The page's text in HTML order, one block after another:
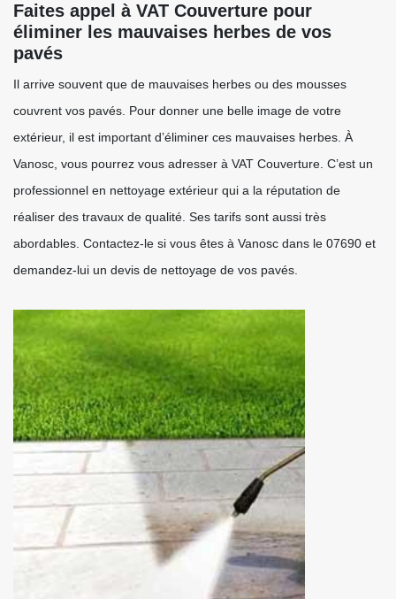
Faites appel à VAT Couverture pour
éliminer les mauvaises herbes de vos
pavés
Il arrive souvent que de mauvaises herbes ou des mousses
couvrent vos pavés. Pour donner une belle image de votre
extérieur, il est important d’éliminer ces mauvaises herbes. À
Vanosc, vous pourrez vous adresser à VAT Couverture. C’est un
professionnel en nettoyage extérieur qui a la réputation de
réaliser des travaux de qualité. Ses tarifs sont aussi très
abordables. Contactez-le si vous êtes à Vanosc dans le 07690 et
demandez-lui un devis de nettoyage de vos pavés.